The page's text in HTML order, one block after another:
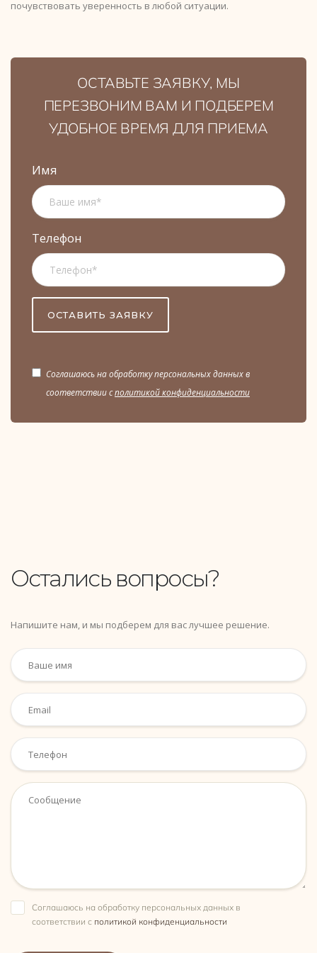
почувствовать уверенность в любой ситуации.
ОСТАВЬТЕ ЗАЯВКУ, МЫ
ПЕРЕЗВОНИМ ВАМ И ПОДБЕРЕМ
УДОБНОЕ ВРЕМЯ ДЛЯ ПРИЕМА
Имя
Телефон
ОСТАВИТЬ ЗАЯВКУ
Соглашаюсь на обработку персональных данных в
соответствии сполитикой конфиденциальности
Остались вопросы?
Напишите нам, и мы подберем для вас лучшее решение.
Ваше имя
Email
Телефон
Сообщение
Соглашаюсь на обработку персональных данных в
соответствии с политикой конфиденциальности